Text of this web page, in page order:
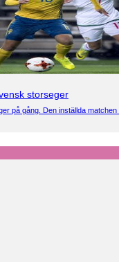
storseger
på gång. Den inställda